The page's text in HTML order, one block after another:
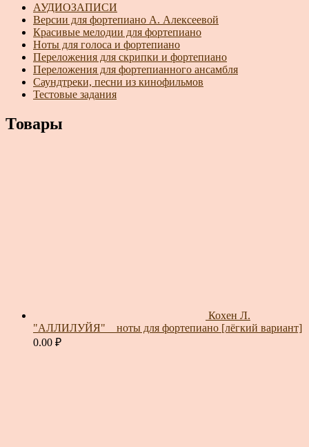
АУДИОЗАПИСИ
Версии для фортепиано А. Алексеевой
Красивые мелодии для фортепиано
Ноты для голоса и фортепиано
Переложения для скрипки и фортепиано
Переложения для фортепианного ансамбля
Саундтреки, песни из кинофильмов
Тестовые задания
Товары
Кохен Л.
"АЛЛИЛУЙЯ" _ ноты для фортепиано [лёгкий вариант]
0.00 ₽